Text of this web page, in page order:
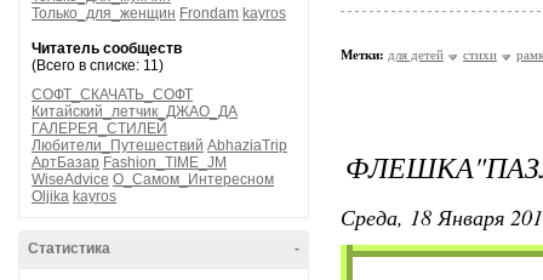
Только_для_женщин Frondam kayros
Читатель сообществ
(Всего в списке: 11)
СОФТ_СКАЧАТЬ_СОФТ
Китайский_летчик_ДЖАО_ДА
ГАЛЕРЕЯ_СТИЛЕЙ
Любители_Путешествий AbhaziaTrip
АртБазар Fashion_TIME_JM
WiseAdvice О_Самом_Интересном
Oljika kayros
-
Статистика
Метки: для детей стихи
Среда, 18 Января